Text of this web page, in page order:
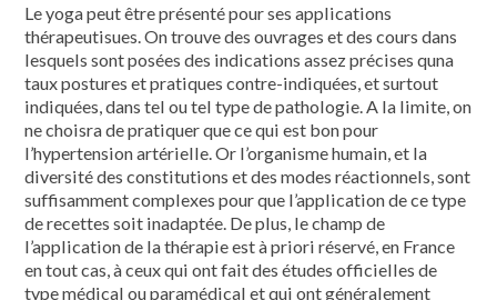
Le yoga peut être présenté pour ses applications
thérapeutisues. On trouve des ouvrages et des cours dans
lesquels sont posées des indications assez précises quna
taux postures et pratiques contre-indiquées, et surtout
indiquées, dans tel ou tel type de pathologie. A la limite, on
ne choisra de pratiquer que ce qui est bon pour
l’hypertension artérielle. Or l’organisme humain, et la
diversité des constitutions et des modes réactionnels, sont
suffisamment complexes pour que l’application de ce type
de recettes soit inadaptée. De plus, le champ de
l’application de la thérapie est à priori réservé, en France
en tout cas, à ceux qui ont fait des études officielles de
type médical ou paramédical et qui ont généralement